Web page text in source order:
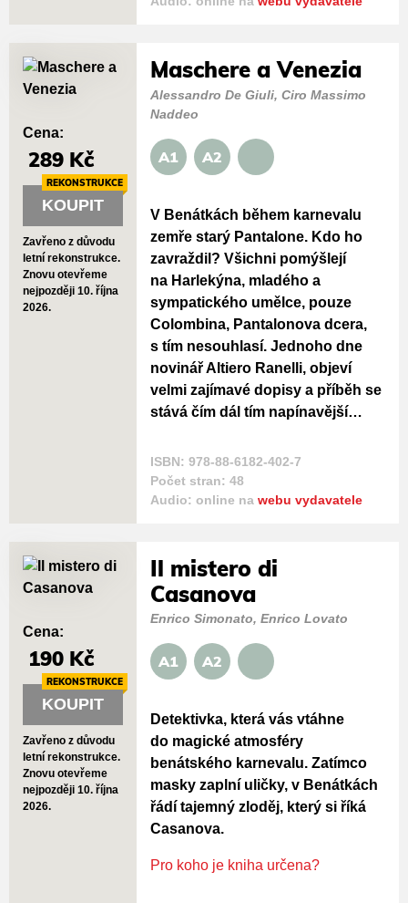
Maschere a Venezia
Alessandro De Giuli, Ciro Massimo
Naddeo
A1 A2
V Benátkách během karnevalu
zemře starý Pantalone. Kdo ho
zavraždil? Všichni pomýšlejí
na Harlekýna, mladého a
sympatického umělce, pouze
Colombina, Pantalonova dcera,
s tím nesouhlasí. Jednoho dne
novinář Altiero Ranelli, objeví
velmi zajímavé dopisy a příběh se
stává čím dál tím napínavější…
ISBN: 978-88-6182-402-7
Počet stran: 48
Audio: online na webu vydavatele
Cena:
289 Kč
KOUPIT
REKONSTRUKCE
Zavřeno z důvodu
letní rekonstrukce.
Znovu otevřeme
nejpozději 10. října
2026.
Il mistero di
Casanova
Enrico Simonato, Enrico Lovato
A1 A2
Detektivka, která vás vtáhne
do magické atmosféry
benátského karnevalu. Zatímco
masky zaplní uličky, v Benátkách
řádí tajemný zloděj, který si říká
Casanova.
Pro koho je kniha určena?
Cena:
190 Kč
KOUPIT
REKONSTRUKCE
Zavřeno z důvodu
letní rekonstrukce.
Znovu otevřeme
nejpozději 10. října
2026.